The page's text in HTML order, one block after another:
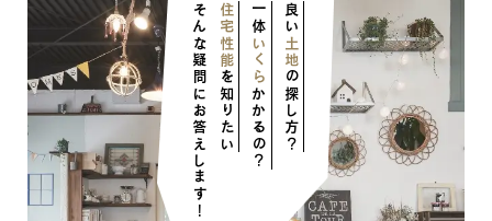
住宅性能
を知りたい
一体
いくら
かかるの？
良い
土地
の探し方？
そんな疑問にお答えします！